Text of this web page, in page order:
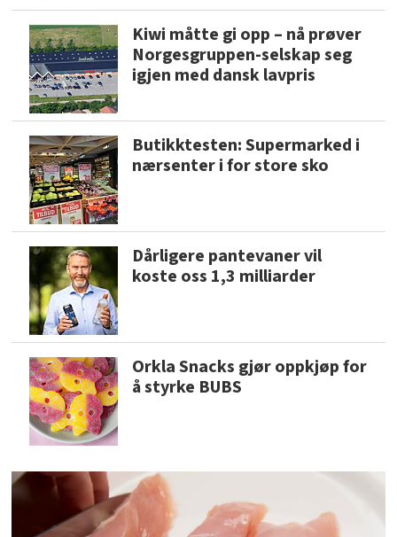
Kiwi måtte gi opp – nå prøver
Norgesgruppen-selskap seg
igjen med dansk lavpris
Butikktesten: Supermarked i
nærsenter i for store sko
Dårligere pantevaner vil
koste oss 1,3 milliarder
Orkla Snacks gjør oppkjøp for
å styrke BUBS